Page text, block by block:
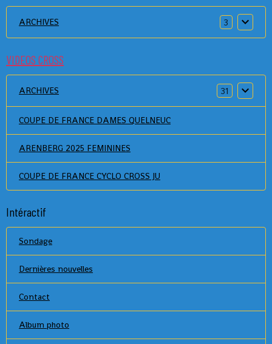
ARCHIVES 3
VIDEOS CROSS
ARCHIVES 31
COUPE DE FRANCE DAMES QUELNEUC
ARENBERG 2025 FEMININES
COUPE DE FRANCE CYCLO CROSS JU
Intéractif
Sondage
Dernières nouvelles
Contact
Album photo